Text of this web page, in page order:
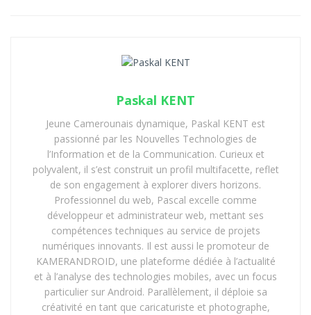
Paskal KENT
Jeune Camerounais dynamique, Paskal KENT est
passionné par les Nouvelles Technologies de
l’Information et de la Communication. Curieux et
polyvalent, il s’est construit un profil multifacette, reflet
de son engagement à explorer divers horizons.
Professionnel du web, Pascal excelle comme
développeur et administrateur web, mettant ses
compétences techniques au service de projets
numériques innovants. Il est aussi le promoteur de
KAMERANDROID, une plateforme dédiée à l’actualité
et à l’analyse des technologies mobiles, avec un focus
particulier sur Android. Parallèlement, il déploie sa
créativité en tant que caricaturiste et photographe,